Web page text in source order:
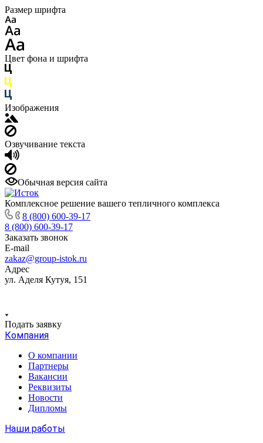
Размер шрифта
Цвет фона и шрифта
Изображения
Озвучивание текста
Обычная версия сайта
Комплексное решение вашего тепличного комплекса
8 (800) 600-39-17
8 (800) 600-39-17
Заказать звонок
E-mail
zakaz@group-istok.ru
Адрес
ул. Аделя Кутуя, 151
Подать заявку
Компания
О компании
Партнеры
Вакансии
Реквизиты
Новости
Дипломы
Наши работы